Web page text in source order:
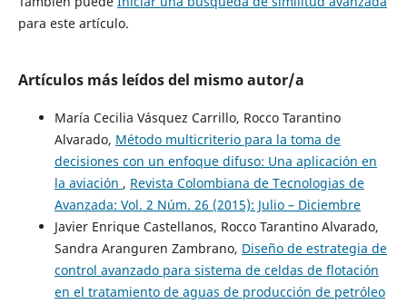
para este artículo.
Artículos más leídos del mismo autor/a
María Cecilia Vásquez Carrillo, Rocco Tarantino
Alvarado, Método multicriterio para la toma de
decisiones con un enfoque difuso: Una aplicación en
la aviación , Revista Colombiana de Tecnologias de
Avanzada: Vol. 2 Núm. 26 (2015): Julio – Diciembre
Javier Enrique Castellanos, Rocco Tarantino Alvarado,
Sandra Aranguren Zambrano, Diseño de estrategia de
control avanzado para sistema de celdas de flotación
en el tratamiento de aguas de producción de petróleo